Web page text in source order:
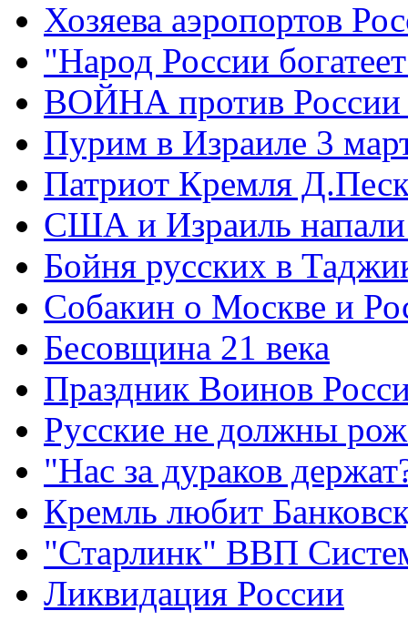
Хозяева аэропортов
"Народ России
ВОЙНА против России
Пурим в Израиле 3
Патриот Кремля
США и Израиль
Бойня русских в
Собакин о Москве и
Бесовщина 21 века
Праздник Воинов
Русские не должны
"Нас за дураков
Кремль любит
"Старлинк" ВВП
Ликвидация России